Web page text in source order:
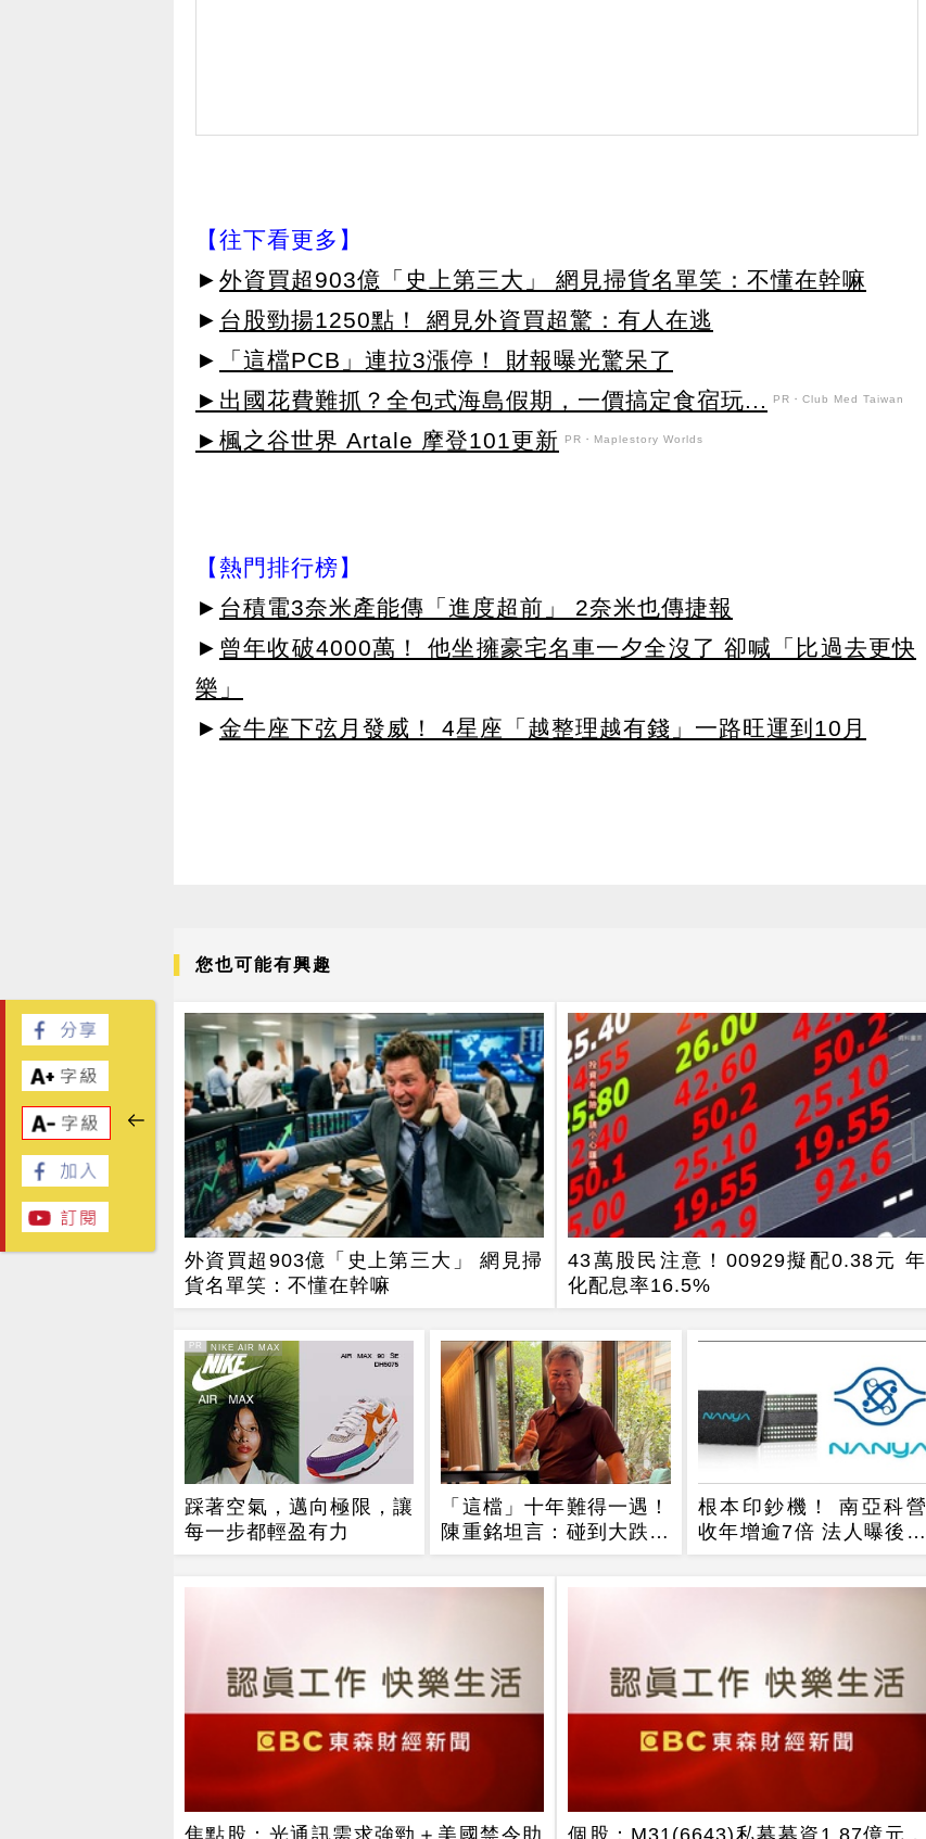
【往下看更多】
► 外資買超903億「史上第三大」 網見掃貨名單笑：不懂在幹嘛
► 台股勁揚1250點！ 網見外資買超驚：有人在逃
►
「這檔PCB」連拉3漲停！ 財報曝光驚呆了
►出國花費難抓？全包式海島假期，一價搞定食宿玩...
PR・Club Med Taiwan
►楓之谷世界 Artale 摩登101更新 PR・Maplestory Worlds
【熱門排行榜】
► 台積電3奈米產能傳「進度超前」 2奈米也傳捷報
► 曾年收破4000萬！ 他坐擁豪宅名車一夕全沒了 卻喊「比過去更快
樂」
► 金牛座下弦月發威！ 4星座「越整理越有錢」一路旺運到10月
您也可能有興趣
外資買超903億「史上第三大」 網見掃
貨名單笑：不懂在幹嘛
43萬股民注意！00929擬配0.38元 年
化配息率16.5%
PR
踩著空氣，邁向極限，讓
每一步都輕盈有力
PR・NIKE AIR MAX
「這檔」十年難得一遇！
陳重銘坦言：碰到大跌就
買進
根本印鈔機！ 南亞科營
收年增逾7倍 法人曝後市
觀察4指標
焦點股：光通訊需求強勁＋美國禁令助 個股：M31(6643)私募募資1.87億元，